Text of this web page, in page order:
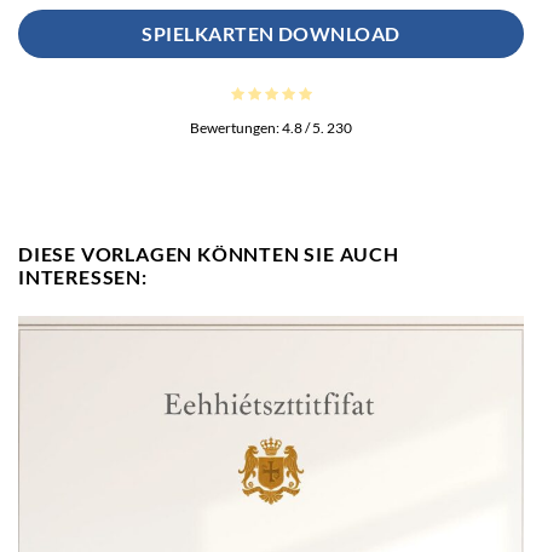
SPIELKARTEN DOWNLOAD
Bewertungen:4.8/ 5. 230
DIESE VORLAGEN KÖNNTEN SIE AUCH
INTERESSEN: